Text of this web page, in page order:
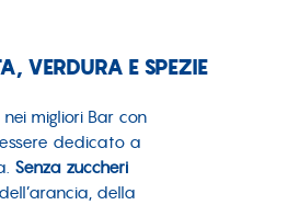
VERDURA E SPEZIE
migliori Bar con
dedicato a
Senza zuccheri
della